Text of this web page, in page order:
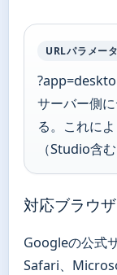
URLパラメー
サーバー側
る。これに
（Studio含
対応ブラウ
Googleの公式
Safari、